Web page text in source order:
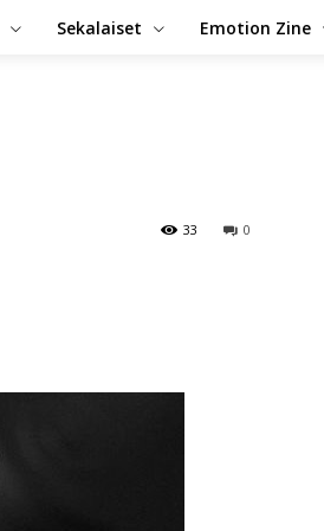
Sekalaiset Emotion Zine
0
33